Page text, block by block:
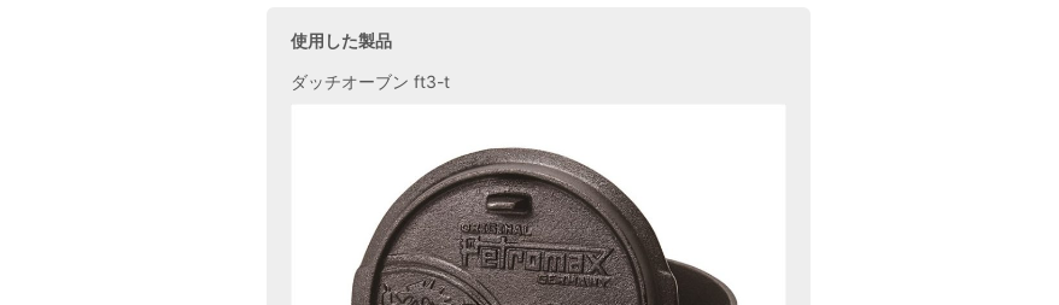
使用した製品
ダッチオーブン ft3-t